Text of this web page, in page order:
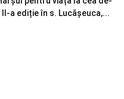
II-a ediție în s. Lucășeuca,...